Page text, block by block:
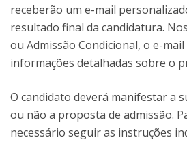
receberão um e-mail
resultado final da candidatura.
ou Admissão Condicional, o e-
informações detalhadas sobre o
O candidato deverá manifestar a
ou não a proposta de admissão.
necessário seguir as instruções